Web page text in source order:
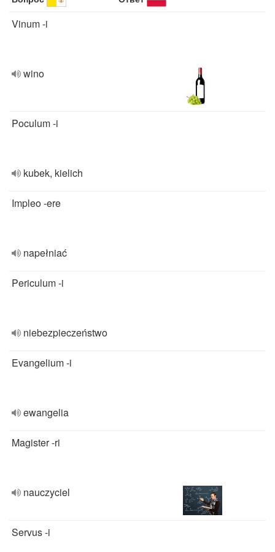
Vinum -i
wino
Poculum -i
kubek, kielich
Impleo -ere
napełniać
Periculum -i
niebezpieczeństwo
Evangelium -i
ewangelia
Magister -ri
nauczyciel
Servus -i